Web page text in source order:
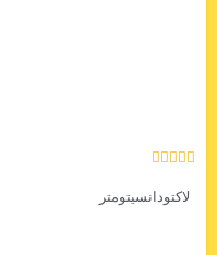
لاکتودانسیتومتر